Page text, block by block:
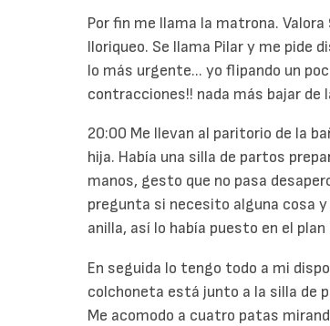
Por fin me llama la matrona.
lloriqueo. Se llama Pilar y me pide
lo más urgente... yo flipando un
contracciones!! nada más bajar de
20:00 Me llevan al paritorio de la
hija. Había una silla de partos
manos, gesto que no pasa
pregunta si necesito alguna cosa
anilla, así lo había puesto en el
En seguida lo tengo todo a mi
colchoneta está junto a la silla de
Me acomodo a cuatro patas